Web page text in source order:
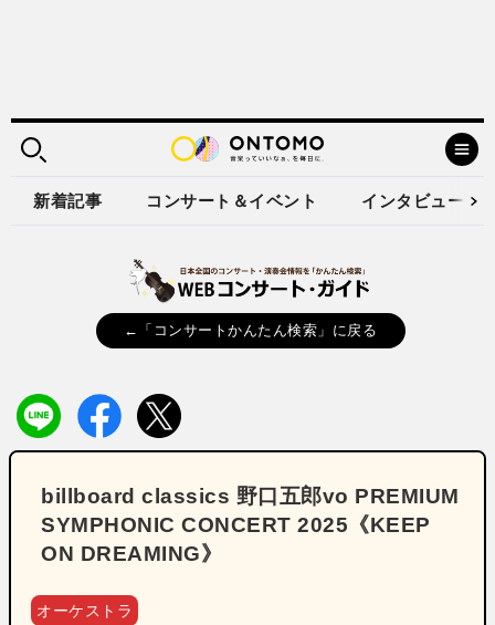
新着記事 コンサート＆イベント インタビュー
←「コンサートかんたん検索」に戻る
billboard classics 野口五郎vo PREMIUM
SYMPHONIC CONCERT 2025《KEEP
ON DREAMING》
オーケストラ